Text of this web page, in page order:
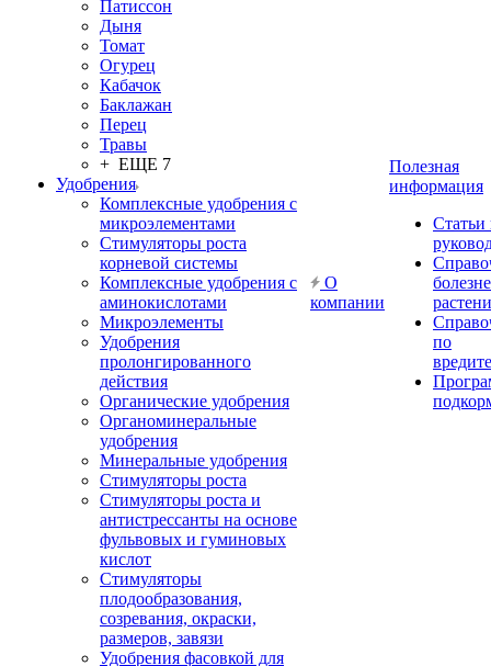
Патиссон
Дыня
Томат
Огурец
Кабачок
Баклажан
Перец
Травы
+ ЕЩЕ 7
Удобрения
Комплексные удобрения с
микроэлементами
Стимуляторы роста
корневой системы
Комплексные удобрения с
аминокислотами
Микроэлементы
Удобрения
пролонгированного
действия
Органические удобрения
Органоминеральные
удобрения
Минеральные удобрения
Стимуляторы роста
Стимуляторы роста и
антистрессанты на основе
фульвовых и гуминовых
кислот
Стимуляторы
плодообразования,
созревания, окраски,
размеров, завязи
Удобрения фасовкой для
О
компании
Полезная
информация
Статьи
по